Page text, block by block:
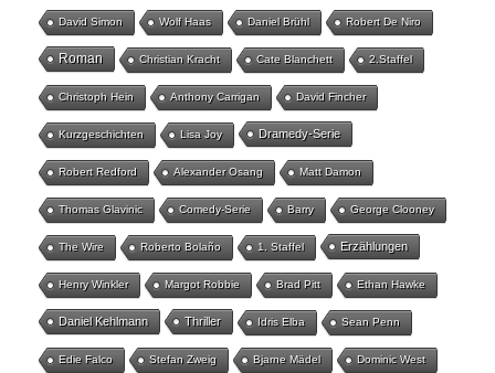
David Simon Wolf Haas Daniel Brühl Robert De Niro
Roman Christian Kracht Cate Blanchett 2.Staffel
Christoph Hein Anthony Carrigan David Fincher
Kurzgeschichten Lisa Joy Dramedy-Serie
Robert Redford Alexander Osang Matt Damon
Thomas Glavinic Comedy-Serie Barry George Clooney
The Wire Roberto Bolaño 1. Staffel Erzählungen
Henry Winkler Margot Robbie Brad Pitt Ethan Hawke
Daniel Kehlmann Thriller Idris Elba Sean Penn
Edie Falco Stefan Zweig Bjarne Mädel Dominic West